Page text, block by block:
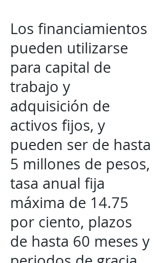
Los financiamientos
pueden utilizarse
para capital de
trabajo y
adquisición de
activos fijos, y
pueden ser de hasta
5 millones de pesos,
tasa anual fija
máxima de 14.75
por ciento, plazos
de hasta 60 meses y